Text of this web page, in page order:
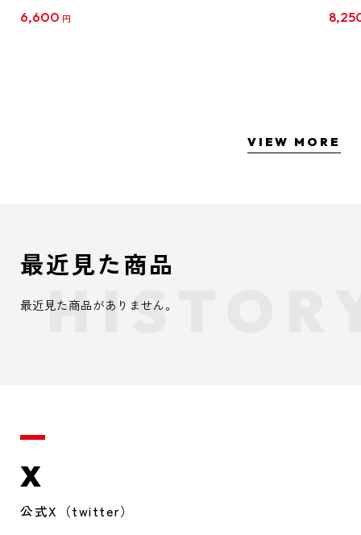
6,600 円
クリ
VIEW MORE
最近見た商品
最近見た商品がありません。
X
公式X（twitter）